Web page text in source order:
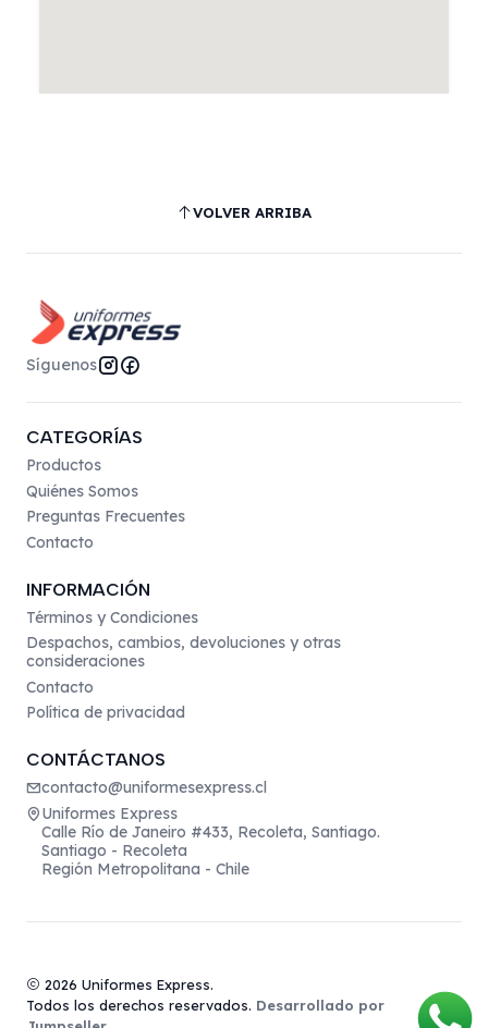
VOLVER ARRIBA
Síguenos
CATEGORÍAS
Productos
Quiénes Somos
Preguntas Frecuentes
Contacto
INFORMACIÓN
Términos y Condiciones
Despachos, cambios, devoluciones y otras
consideraciones
Contacto
Política de privacidad
CONTÁCTANOS
contacto@uniformesexpress.cl
Uniformes Express
Calle Río de Janeiro #433, Recoleta, Santiago.
Santiago - Recoleta
Región Metropolitana - Chile
2026 Uniformes Express.
Todos los derechos reservados. Desarrollado por